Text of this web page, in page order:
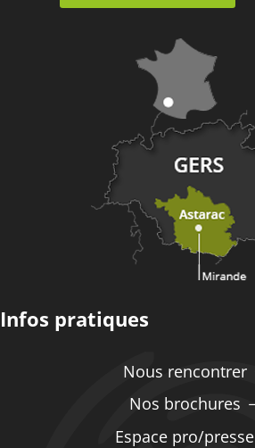
Infos pratiques
Nous rencontrer
Nos brochures
Espace pro/presse